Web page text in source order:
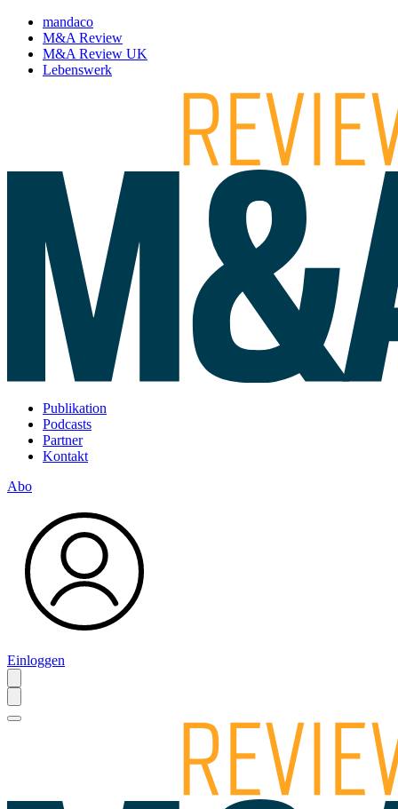
mandaco
M&A Review
M&A Review UK
Lebenswerk
Publikation
Podcasts
Partner
Kontakt
Abo
Einloggen